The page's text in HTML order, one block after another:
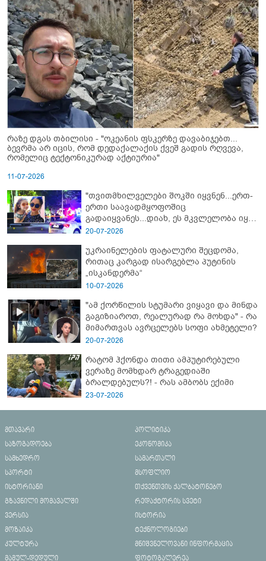
რაზე დგას თბილისი - "ოკეანის ფსკერზე დავაბიჯებთ...
ბევრმა არ იცის, რომ დედაქალაქის ქვეშ გადის რღვევა,
რომელიც ტექტონიკურად აქტიურია"
11-07-2026
"თვითმხილველები შოკში იყვნენ...ერთ-
ერთი საავადმყოფოშიც
გადაიყვანეს...დიახ, ეს მკვლელობა იყო"
- გორში დატრიალებული ტრაგედიის
20-07-2026
უკრაინელების ფატალური შეცდომა,
რითაც კარგად ისარგებლა პუტინის
„ისკანდერმა“
10-07-2026
"ამ ქორწილის სტუმარი ვიყავი და მინდა
გაგიზიაროთ, რეალურად რა მოხდა" - რა
მიმართვას ავრცელებს სოფი ახმეტელი?
20-07-2026
რატომ ჰქონდა თითი ამპუტირებული
ვერაზე მომხდარ ტრაგედიაში
ბრალდებულს?! - რას ამბობს ექიმი
23-07-2026
მთავარი
პოლიტიკა
საზოგადოება
ეკონომიკა
სამხედრო
სამართალი
სპორტი
მსოფლიო
ისტორიანი
თქვენთვის ქალბატონებო
გზავნილი მომავალში
რედაქტორის სვეტი
ვერსია
ისტორია
მოზაიკა
ტექნოლოგიები
კულტურა
მნიშვნელოვანი ინფორმაცია
მამულ-დედული
ფოტოგალერეა